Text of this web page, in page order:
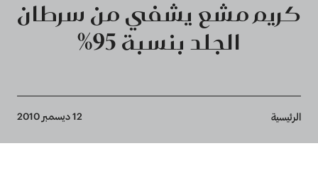
كريم مشع يشفي من سرطان
الجلد بنسبة 95%
Breadcrumb
الرئيسية 12 ديسمبر 2010